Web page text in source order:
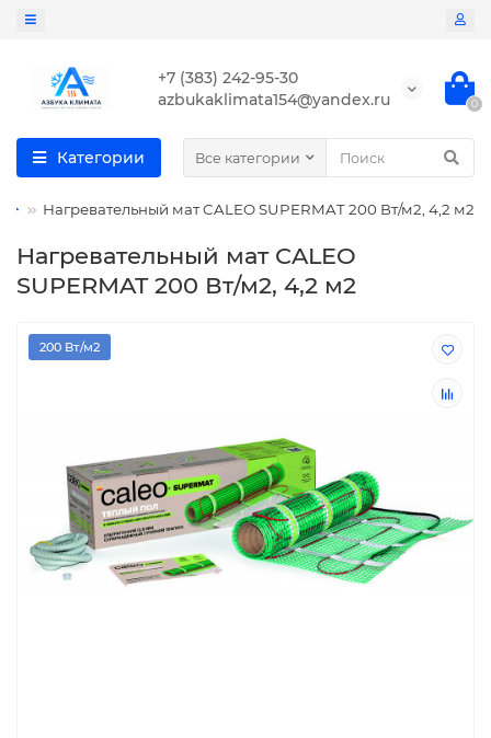
+7 (383) 242-95-30
azbukaklimata154@yandex.ru
0
Категории Все категории
Нагревательный мат CALEO SUPERMAT 200 Вт/м2, 4,2 м2
Нагревательный мат CALEO
SUPERMAT 200 Вт/м2, 4,2 м2
200 Вт/м2